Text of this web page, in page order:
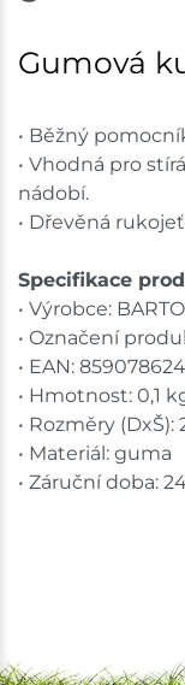
Nové Město
Skladové
Ceny na
shopu.
Gumová
• Běžný
• Vhodná pro
nádobí.
• Dřevěná
Specifikace
• Výrobce:
• Označení
• EAN:
• Hmotnost: 0,1
• Rozměry
• Materiál: guma
• Záruční doba: